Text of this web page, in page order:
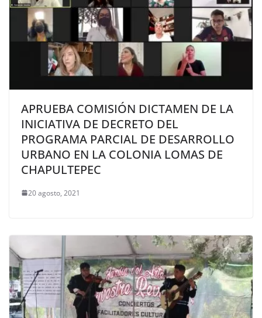
APRUEBA COMISIÓN DICTAMEN DE LA
INICIATIVA DE DECRETO DEL
PROGRAMA PARCIAL DE DESARROLLO
URBANO EN LA COLONIA LOMAS DE
CHAPULTEPEC
20 agosto, 2021